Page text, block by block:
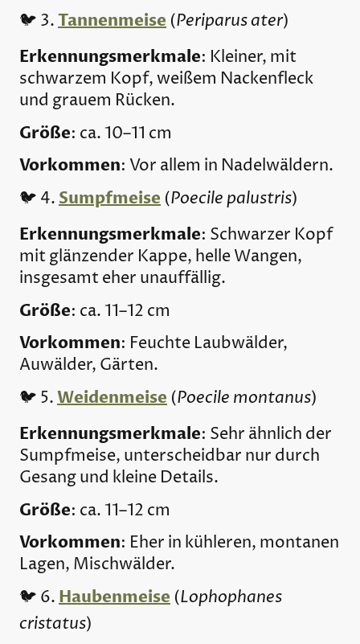
🐦 3.Tannenmeise (Periparus ater)
Erkennungsmerkmale: Kleiner, mit
schwarzem Kopf, weißem Nackenfleck
und grauem Rücken.
Größe: ca. 10–11 cm
Vorkommen: Vor allem in Nadelwäldern.
🐦 4. Sumpfmeise (Poecile palustris)
Erkennungsmerkmale: Schwarzer Kopf
mit glänzender Kappe, helle Wangen,
insgesamt eher unauffällig.
Größe: ca. 11–12 cm
Vorkommen: Feuchte Laubwälder,
Auwälder, Gärten.
🐦 5.Weidenmeise (Poecile montanus)
Erkennungsmerkmale: Sehr ähnlich der
Sumpfmeise, unterscheidbar nur durch
Gesang und kleine Details.
Größe: ca. 11–12 cm
Vorkommen: Eher in kühleren, montanen
Lagen, Mischwälder.
🐦 6. Haubenmeise (Lophophanes
cristatus)